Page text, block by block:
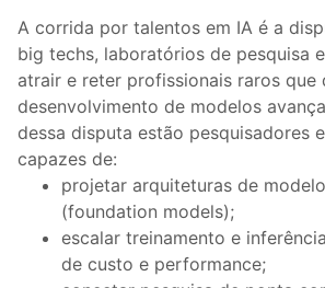
A corrida por talentos em IA é a
big techs, laboratórios de pesquisa
atrair e reter profissionais raros que
desenvolvimento de modelos
dessa disputa estão pesquisadores
capazes de:
projetar arquiteturas de
(foundation models);
escalar treinamento e
de custo e performance;